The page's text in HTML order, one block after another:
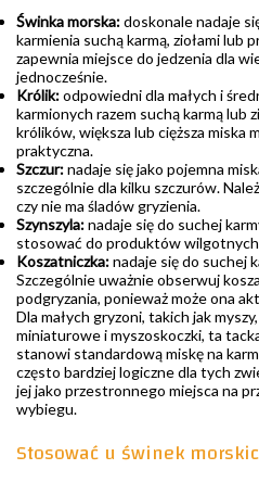
Świnka morska:doskonale nadaje
karmienia suchą karmą, ziołami lub
zapewnia miejsce do jedzenia dla
jednocześnie.
Królik:odpowiedni dla małych i
karmionych razem suchą karmą lub
królików, większa lub cięższa miska
praktyczna.
Szczur:nadaje się jako pojemna
szczególnie dla kilku szczurów.
czy nie ma śladów gryzienia.
Szynszyla:nadaje się do suchej
stosować do produktów
Koszatniczka:nadaje się do suchej
Szczególnie uważnie obserwuj
podgryzania, ponieważ może ona
Dla małych gryzoni, takich jak
miniaturowe i myszoskoczki, ta
stanowi standardową miskę na
często bardziej logiczne dla tych
jej jako przestronnego miejsca na
wybiegu.
Stosować u świnek